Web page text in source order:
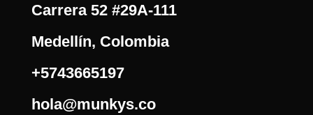
Carrera 52 #29A-111
Medellín, Colombia
+5743665197
hola@munkys.co